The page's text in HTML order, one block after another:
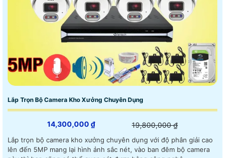
Lắp Trọn Bộ Camera Kho Xưởng Chuyên Dụng
14,300,000 ₫ 19,800,000 ₫
Lắp trọn bộ camera kho xưởng chuyên dụng với độ phân giải cao
lên đến 5MP mang lại hình ảnh sắc nét, vào ban đêm bộ camera